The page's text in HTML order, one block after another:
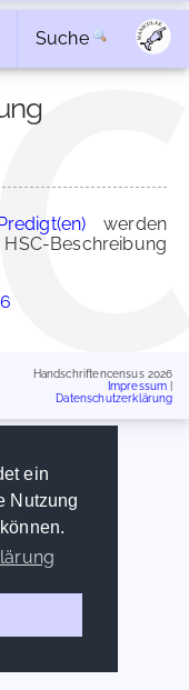
ein
Nutzung
Suche
werden
Beschreibung
Handschriftencensus 2026
Impressum
Datenschutzerklärung